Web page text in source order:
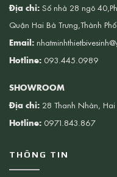
Địa chỉ: Số nhà 28 ngõ
Quận Hai Bà Trưng,Thành
Email:
Hotline: 093.445.0989
SHOWROOM
Địa chỉ: 28 Thanh Nhàn,
Hotline: 0971.843.867
THÔNG TIN